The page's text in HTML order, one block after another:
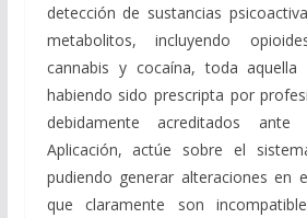
detección de sustancias
metabolitos, incluyendo
cannabis y cocaína, toda aquella
habiendo sido prescripta por
debidamente acreditados
Aplicación, actúe sobre el
pudiendo generar alteraciones en
que claramente son